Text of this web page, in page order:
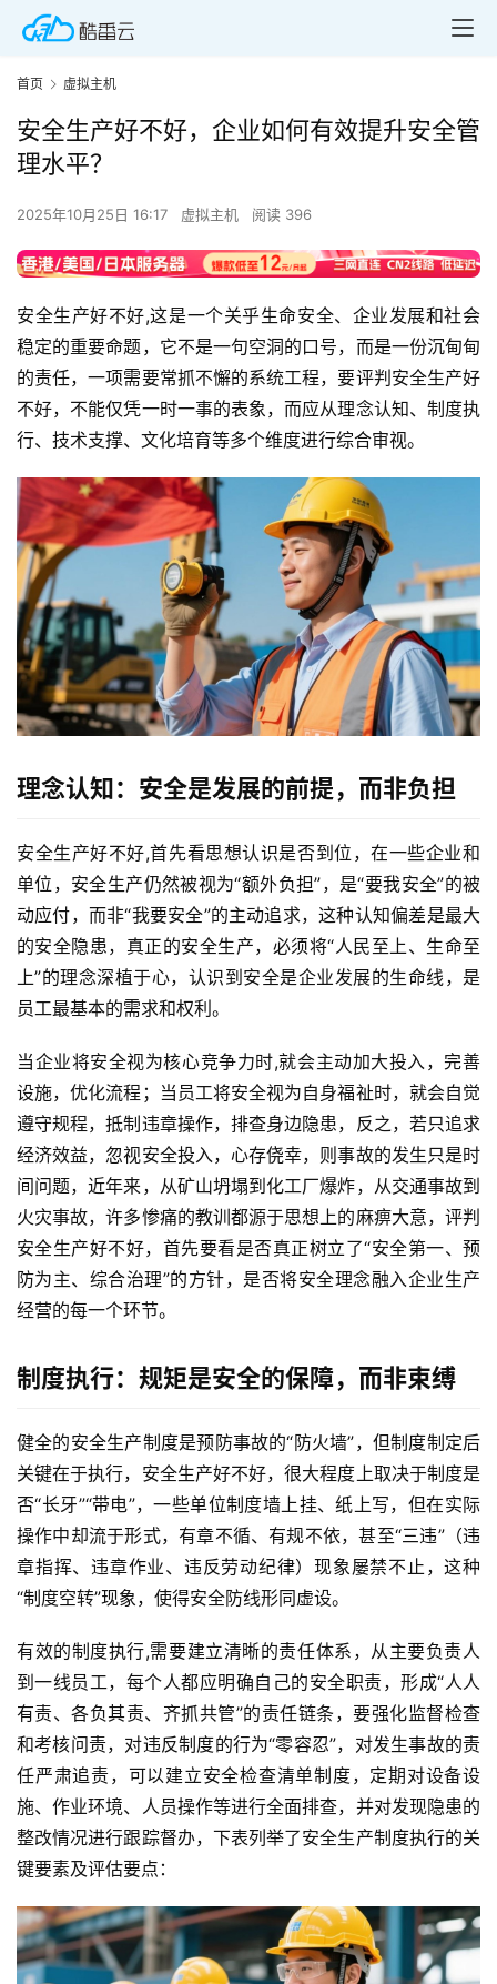
首页 虚拟主机
安全生产好不好，企业如何有效提升安全管
理水平？
2025年10月25日 16:17 虚拟主机 阅读 396
安全生产好不好,这是一个关乎生命安全、企业发展和社会
稳定的重要命题，它不是一句空洞的口号，而是一份沉甸甸
的责任，一项需要常抓不懈的系统工程，要评判安全生产好
不好，不能仅凭一时一事的表象，而应从理念认知、制度执
行、技术支撑、文化培育等多个维度进行综合审视。
理念认知：安全是发展的前提，而非负担
安全生产好不好,首先看思想认识是否到位，在一些企业和
单位，安全生产仍然被视为“额外负担”，是“要我安全”的被
动应付，而非“我要安全”的主动追求，这种认知偏差是最大
的安全隐患，真正的安全生产，必须将“人民至上、生命至
上”的理念深植于心，认识到安全是企业发展的生命线，是
员工最基本的需求和权利。
当企业将安全视为核心竞争力时,就会主动加大投入，完善
设施，优化流程；当员工将安全视为自身福祉时，就会自觉
遵守规程，抵制违章操作，排查身边隐患，反之，若只追求
经济效益，忽视安全投入，心存侥幸，则事故的发生只是时
间问题，近年来，从矿山坍塌到化工厂爆炸，从交通事故到
火灾事故，许多惨痛的教训都源于思想上的麻痹大意，评判
安全生产好不好，首先要看是否真正树立了“安全第一、预
防为主、综合治理”的方针，是否将安全理念融入企业生产
经营的每一个环节。
制度执行：规矩是安全的保障，而非束缚
健全的安全生产制度是预防事故的“防火墙”，但制度制定后
关键在于执行，安全生产好不好，很大程度上取决于制度是
否“长牙”“带电”，一些单位制度墙上挂、纸上写，但在实际
操作中却流于形式，有章不循、有规不依，甚至“三违”（违
章指挥、违章作业、违反劳动纪律）现象屡禁不止，这种
“制度空转”现象，使得安全防线形同虚设。
有效的制度执行,需要建立清晰的责任体系，从主要负责人
到一线员工，每个人都应明确自己的安全职责，形成“人人
有责、各负其责、齐抓共管”的责任链条，要强化监督检查
和考核问责，对违反制度的行为“零容忍”，对发生事故的责
任严肃追责，可以建立安全检查清单制度，定期对设备设
施、作业环境、人员操作等进行全面排查，并对发现隐患的
整改情况进行跟踪督办，下表列举了安全生产制度执行的关
键要素及评估要点：